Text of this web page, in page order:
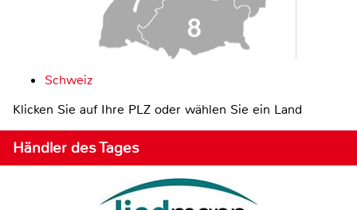
Schweiz
Klicken Sie auf Ihre PLZ oder wählen Sie ein Land
Händler des Tages